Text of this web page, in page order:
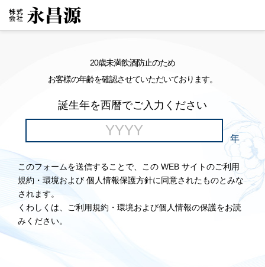
20歳未満飲酒防止のため
お客様の年齢を確認させていただいております。
誕生年を西暦でご入力ください
年
このフォームを送信することで、この WEB サイトのご利用
規約・環境および 個人情報保護方針に同意されたものとみな
されます。
くわしくは、ご利用規約・環境および個人情報の保護をお読
みください。